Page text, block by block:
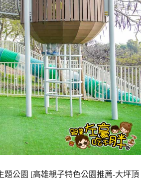
題公園 [高雄親子特色公園推薦-大坪頂